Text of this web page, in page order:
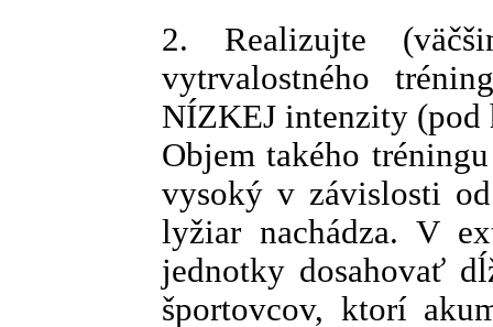
2. Realizujte
vytrvalostného
NÍZKEJ intenzity (pod
Objem takého
vysoký v závislosti
lyžiar nachádza. V
jednotky dosahovať
športovcov, ktorí